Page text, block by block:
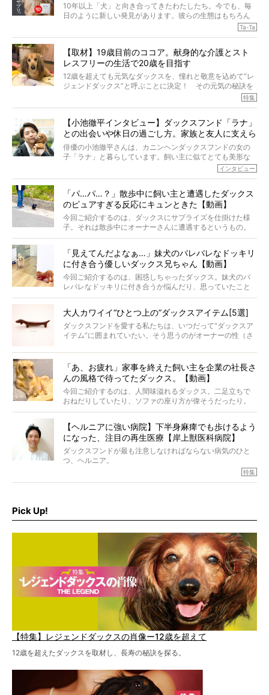
10年以上「犬」と向き合ってきたわたしたち。今でも、毎
日のように新しい発見があります。彼らの生態はもちろん
のこと、「食事」に関することも同じです。昔の犬は25年
も生きたといわれていますが、長生きの秘訣はバランスの
代の犬の食事は“ある重要な栄養”が不足しがちになっている
というのです。
それを効率よくおぎなってくれるのが、コラーゲン！ そ
こでわたしたちは、純度100%の犬用コラーゲンサプリ
『Ta-Ta(タータ)』を作りました！
愛犬家の83％が「健康維持を実感した」と評判のTa-Ta(タ
ータ)。健康維持をめざす、すべてのダックスたちに、どう
か届きますように。
Ta-Ta
【取材】19歳目前のココア。献身的な介護とスト
レスフリーの生活で20歳を目指す
12歳を超えても元気なダックスを、憧れと敬意を込めて“レ
ジェンドダックス”と呼ぶことに決定！ その元気の秘訣を
オーナーさんに伺うのが、特集『レジェンドダックスの肖
く」というオーナーさんのポリシーのもと、甘やかさずに
育てられ、18歳になるまで定期検査すらしたことがなかっ
たというココアくん。果たしてその長生きの秘訣とは。
特集
【小池徹平インタビュー】ダックスフンド「ラナ」
との出会いや休日の過ごし方。家族と友人に支えら
れてー
俳優の小池徹平さんは、カニンヘンダックスフンドの女の
子「ラナ」と暮らしています。飼い主に似てとても美形な
ラナは、現在８才。小池さんのインスタグラムでは、ラナ
と顔を寄せ合う写真も投稿されていて、ファンからは「ラ
ケメンから愛されているラナは、去年の誕生日に小池さん
からプレゼントしてもらったハーネスをつけて撮影に参加
してくれました。
インタビュー
「パ…パ…？」散歩中に飼い主と遭遇したダックス
のピュアすぎる反応にキュンときた【動画】
今回ご紹介するのは、ダックスにサプライズを仕掛けた様
子。それは散歩中にオーナーさんに遭遇するというもの。
戸惑って歩きを止めたり、すぐに気付いて追いかけたり、
「見えてんだよなぁ…」妹犬のバレバレなドッキリ
に付き合う優しいダックス兄ちゃん【動画】
今回ご紹介するのは、困惑しちゃったダックス。妹犬のバ
レバレなドッキリに付き合うか悩んだり、思っていたこと
と違う事態に陥ったり。そんなお悩み全開なダックスの様
大人カワイイ“ひとつ上の”ダックスアイテム[5選]
ダックスフンドを愛する私たちは、いつだって“ダックスア
イテム”に囲まれていたい。そう思うのがオーナーの性（さ
ムをご紹介。
「あ、お疲れ」家事を終えた飼い主を企業の社長さ
んの風格で待ってたダックス。【動画】
今回ご紹介するのは、人間味溢れるダックス。二足立ちで
おねだりしていたり、ソファの座り方が偉そうだったり。
今にも言葉を発しそうなダックスの姿は、もう人間にしか
【ヘルニアに強い病院】下半身麻痺でも歩けるよう
になった、注目の再生医療【岸上獣医科病院】
ダックスフンドが最も注意しなければならない病気のひと
つ、ヘルニア。
特集『ヘルニアに、負けない』では、ヘルニアに強い動物
病院のご紹介や、ヘルニアを乗り越えたご家族のインタビ
を点滴投与する治療により、歩けなかった子が投与37日で
特集
Pick Up!
【特集】レジェンドダックスの肖像ー12歳を超えて
12歳を超えたダックスを取材し、長寿の秘訣を探る。